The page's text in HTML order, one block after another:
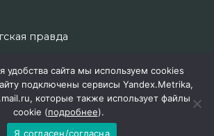
правда
удобства сайта мы используем cookies
подключены сервисы Yandex.Metrika,
которые также использует файлы
cookie (подробнее).
Я согласен/согласна